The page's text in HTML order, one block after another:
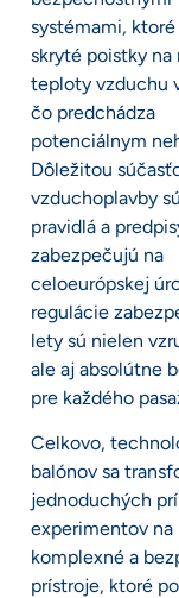
systémami, ktoré
skryté poistky na
teploty vzduchu
čo predchádza
potenciálnym
Dôležitou
vzduchoplavby
pravidlá a
zabezpečujú na
celoeurópskej
regulácie
lety sú nielen
ale aj absolútne
pre každého
Celkovo,
balónov sa
jednoduchých
experimentov na
komplexné a
prístroje, ktoré